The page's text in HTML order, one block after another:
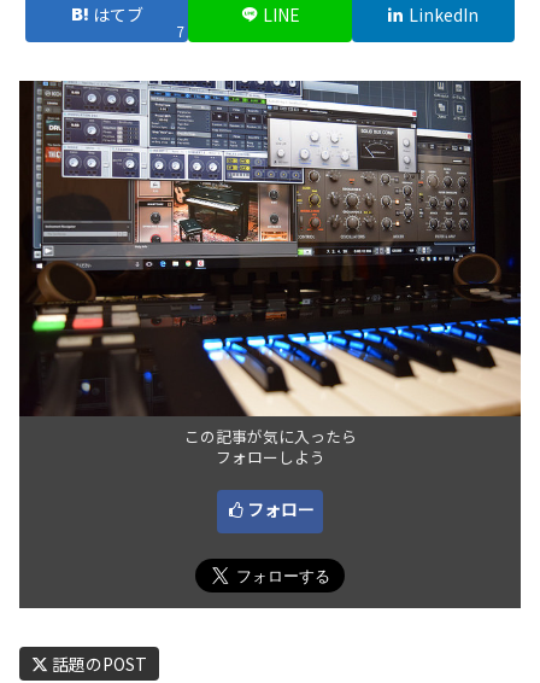
はてブ
7
LINE LinkedIn
この記事が気に入ったら
フォローしよう
フォロー
話題のPOST